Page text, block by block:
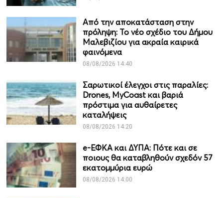
Από την αποκατάσταση στην
πρόληψη: Το νέο σχέδιο του Δήμου
Μαλεβιζίου για ακραία καιρικά
φαινόμενα
08/08/2026 14:40
Σαρωτικοί έλεγχοι στις παραλίες:
Drones, MyCoast και βαριά
πρόστιμα για αυθαίρετες
καταλήψεις
08/08/2026 14:20
e-ΕΦΚΑ και ΔΥΠΑ: Πότε και σε
ποιους θα καταβληθούν σχεδόν 57
εκατομμύρια ευρώ
08/08/2026 14:00